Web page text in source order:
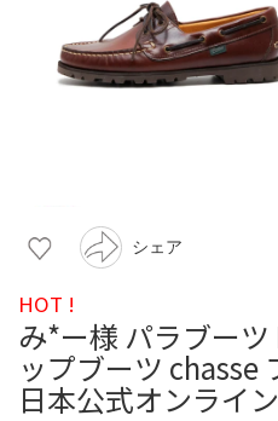
シェア
HOT !
み*ー様 パラブー
ップブーツ chasse
日本公式オンライ